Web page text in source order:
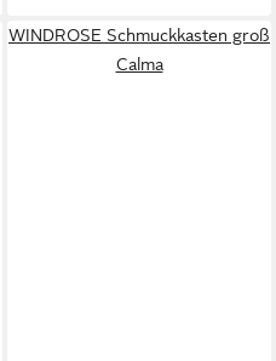
WINDROSE Schmuckkasten groß
Calma